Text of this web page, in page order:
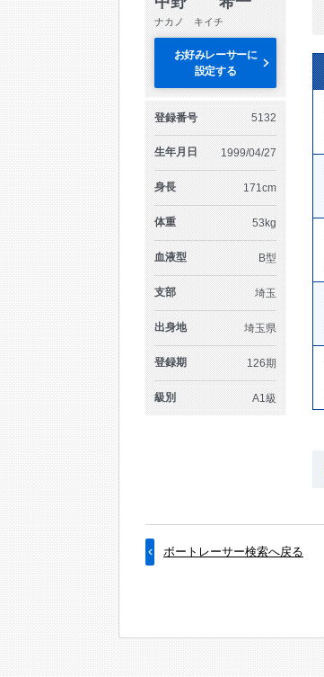
ナカノ キイチ
お好みレーサーに
設定する
登録番号 5132
生年月日 1999/04/27
身長 171cm
体重 53kg
血液型 B型
支部 埼玉
出身地 埼玉県
登録期 126期
級別 A1級
ボートレーサー検索へ戻る